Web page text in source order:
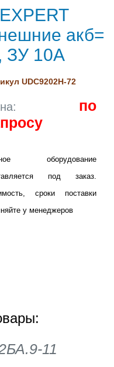
акб=
ЗУ 10A
UDC9202H-72
по
оборудование
под заказ.
сроки поставки
у менеджеров
11